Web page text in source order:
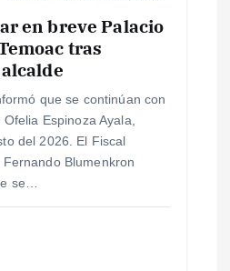
en breve Palacio
tras
que se continúan con
Espinoza Ayala,
del 2026. El Fiscal
Blumenkron
se…